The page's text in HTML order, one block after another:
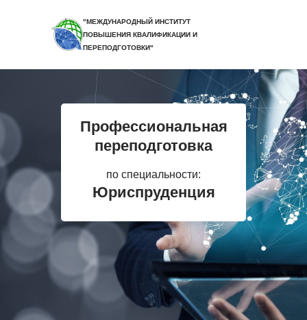
"МЕЖДУНАРОДНЫЙ ИНСТИТУТ
ПОВЫШЕНИЯ КВАЛИФИКАЦИИ И
ПЕРЕПОДГОТОВКИ"
Профессиональная
переподготовка
по специальности:
Юриспруденция